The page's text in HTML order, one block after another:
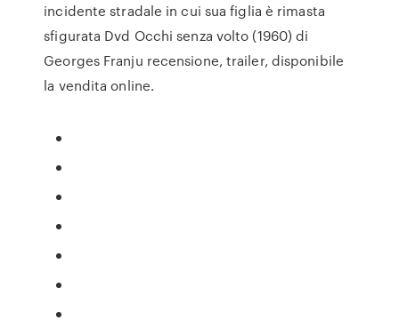
incidente stradale in cui sua figlia è rimasta
sfigurata Dvd Occhi senza volto (1960) di
Georges Franju recensione, trailer, disponibile
la vendita online.